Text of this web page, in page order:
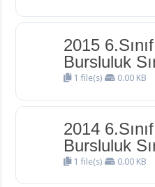
2015 6.Sınıf
Bursluluk
1 file(s) 0.00 KB
2014 6.Sınıf
Bursluluk
1 file(s) 0.00 KB